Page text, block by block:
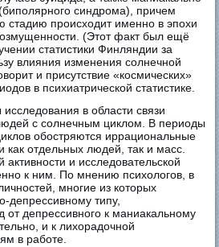
синдрома), причем
стадию происходит именно в эпохи
(Этот факт был ещё
статистики Финляндии за
влияния изменения солнечной
и присутствие «космических»
в психиатрической статистике.
в области связи
с солнечным циклом. В периоды
обостряются иррациональные
как отдельных людей, так и масс.
активности и исследовательской
к ним. По мнению психологов, в
многие из которых
депрессивному типу,
от депрессивного к маниакальному
и к лихорадочной
в работе.